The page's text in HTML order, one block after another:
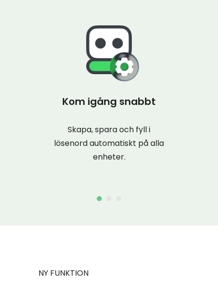
Kom igång snabbt
Skapa, spara och fyll i
lösenord automatiskt på alla
enheter.
NY FUNKTION